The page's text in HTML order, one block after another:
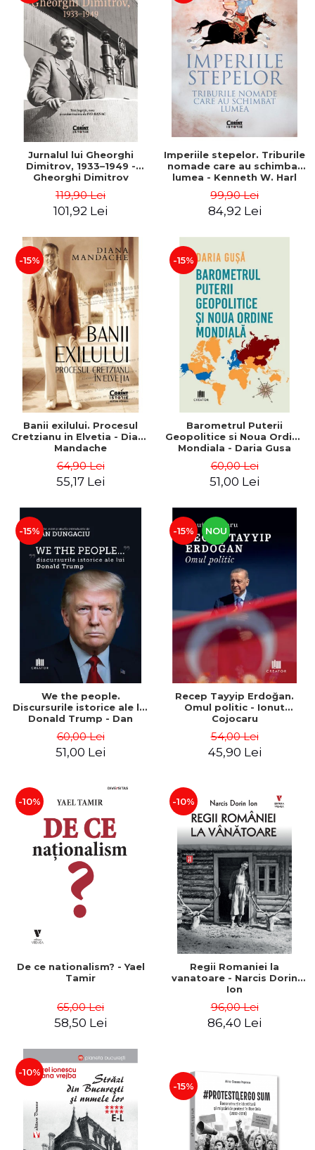
Jurnalul lui Gheorghi
Dimitrov, 1933–1949 -
Gheorghi Dimitrov
119,90 Lei
101,92 Lei
Imperiile stepelor. Triburile
nomade care au schimbat
lumea - Kenneth W. Harl
99,90 Lei
84,92 Lei
-15%
Banii exilului. Procesul
Cretzianu in Elvetia - Diana
Mandache
64,90 Lei
55,17 Lei
-15%
Barometrul Puterii
Geopolitice si Noua Ordine
Mondiala - Daria Gusa
60,00 Lei
51,00 Lei
-15%
We the people.
Discursurile istorice ale lui
Donald Trump - Dan
60,00 Lei
51,00 Lei
-15% NOU
Recep Tayyip Erdoğan.
Omul politic - Ionut
Cojocaru
54,00 Lei
45,90 Lei
-10%
De ce nationalism? - Yael
Tamir
65,00 Lei
58,50 Lei
-10%
Regii Romaniei la
vanatoare - Narcis Dorin
Ion
96,00 Lei
86,40 Lei
-10%
-15%